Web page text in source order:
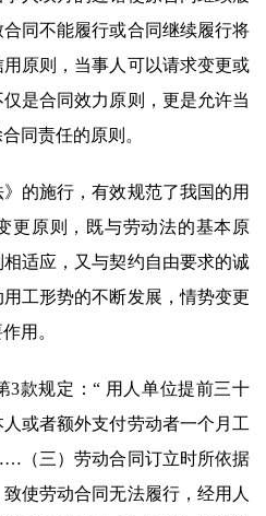
同不能履行或合同继续履行将
原则，当事人可以请求变更或
是合同效力原则，更是允许当
同责任的原则。
的施行，有效规范了我国的用
更原则，既与劳动法的基本原
适应，又与契约自由要求的诚
工形势的不断发展，情势变更
用。
3款规定：“ 用人单位提前三十
或者额外支付劳动者一个月工
（三）劳动合同订立时所依据
使劳动合同无法履行，经用人